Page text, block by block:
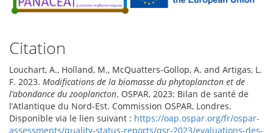
Citation
Louchart, A., Holland, M., McQuatters-Gollop, A. and Artigas, L.
F. 2023. Modifications de la biomasse du phytoplancton et de
l’abondance du zooplancton. OSPAR, 2023: Bilan de santé de
l’Atlantique du Nord-Est. Commission OSPAR, Londres.
Disponible via le lien suivant : https://oap.ospar.org/fr/ospar-
assessments/quality-status-reports/qsr-2023/evaluations-des-